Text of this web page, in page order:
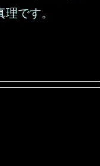
です。